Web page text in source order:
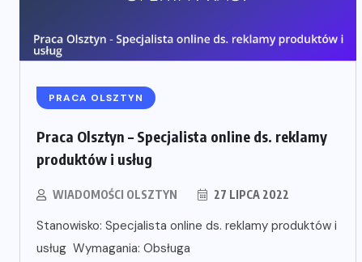
PRACA OLSZTYN
Praca Olsztyn – Specjalista online ds. reklamy
produktów i usług
WIADOMOŚCI OLSZTYN 27 LIPCA 2022
Stanowisko: Specjalista online ds. reklamy produktów i
usług Wymagania: Obsługa